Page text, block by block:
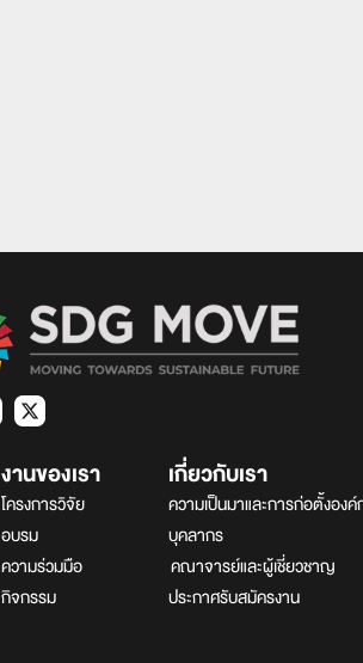
งานของเรา
โครงการวิจัย
อบรม
ความร่วมมือ
กิจกรรม
เกี่ยวกับเรา
ความเป็นมาและการก่อตั้งองค์
บุคลากร
คณาจารย์และผู้เชี่ยวชาญ
ประกาศรับสมัครงาน